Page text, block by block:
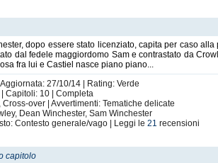
dopo essere stato licenziato, capita per caso
dal fedele maggiordomo Sam e contrastato da
fra lui e Castiel nasce piano piano...
27/10/14 | Rating: Verde
Capitoli: 10 | Completa
over | Avvertimenti: Tematiche delicate
Dean Winchester, Sam Winchester
Contesto generale/vago | Leggi le21 recensioni
capitolo